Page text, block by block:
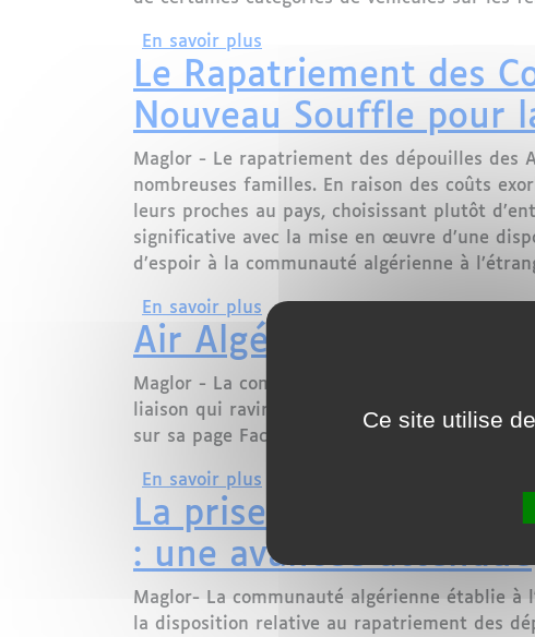
En savoir plus
Le Rapatriement des
Nouveau Souffle pour
Maglor - Le rapatriement des dépouilles des
nombreuses familles. En raison des coûts
leurs proches au pays, choisissant plutôt
significative avec la mise en œuvre d’une
d’espoir à la communauté algérienne à
En savoir plus sur Le Rapatriement des
Air Algérie inaugure
Maglor - La compagnie aérienne nationale
liaison qui ravira les Algériens résidant en
sur sa page Facebook une nouvelle ligne
En savoir plus
La prise en charge du
: une avancée attendue
Maglor- La communauté algérienne établie
la disposition relative au rapatriement des
Ce site utilise